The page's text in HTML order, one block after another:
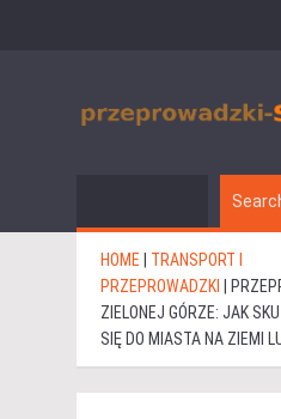
HOME
TRANSPORT I
PRZEPROWADZKI
ZIELONEJ GÓRZE: JAK
SIĘ DO MIASTA NA ZIEMI